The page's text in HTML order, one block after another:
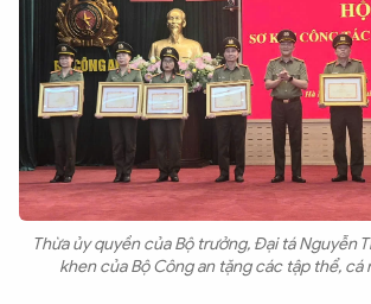
Thừa ủy quyền của Bộ trưởng, Đại tá Nguyễn
khen của Bộ Công an tặng các tập thể, cá